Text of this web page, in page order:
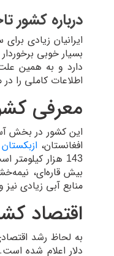
درباره کشور
ایرانیان زیادی
بسیار خوبی
دارد و به همین
اطلاعات کاملی را
معرفی
این کشور در بخش
افغانستان، ازبکستان
بیش قاره‌ای،
منابع آبی زیادی
اقتصاد